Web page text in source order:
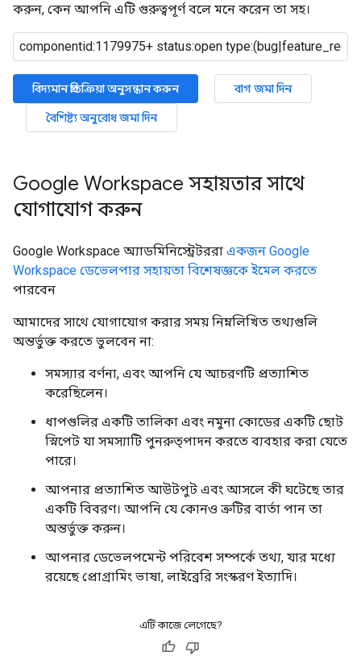
করুন, কেন আপনি এটি গুরুত্বপূর্ণ বলে মনে করেন তা সহ।
বিদ্যমান প্রতিক্রিয়া অনুসন্ধান করুন
বাগ জমা দিন
বৈশিষ্ট্য অনুরোধ জমা দিন
Google Workspace সহায়তার সাথে
যোগাযোগ করুন
Google Workspace অ্যাডমিনিস্ট্রেটররা একজন Google
Workspace ডেভেলপার সহায়তা বিশেষজ্ঞকে ইমেল করতে
পারবেন
আমাদের সাথে যোগাযোগ করার সময় নিম্নলিখিত তথ্যগুলি
অন্তর্ভুক্ত করতে ভুলবেন না:
সমস্যার বর্ণনা, এবং আপনি যে আচরণটি প্রত্যাশিত
করেছিলেন।
ধাপগুলির একটি তালিকা এবং নমুনা কোডের একটি ছোট
স্নিপেট যা সমস্যাটি পুনরুত্পাদন করতে ব্যবহার করা যেতে
পারে।
আপনার প্রত্যাশিত আউটপুট এবং আসলে কী ঘটেছে তার
একটি বিবরণ। আপনি যে কোনও ত্রুটির বার্তা পান তা
অন্তর্ভুক্ত করুন।
আপনার ডেভেলপমেন্ট পরিবেশ সম্পর্কে তথ্য, যার মধ্যে
রয়েছে প্রোগ্রামিং ভাষা, লাইব্রেরি সংস্করণ ইত্যাদি।
এটি কাজে লেগেছে?